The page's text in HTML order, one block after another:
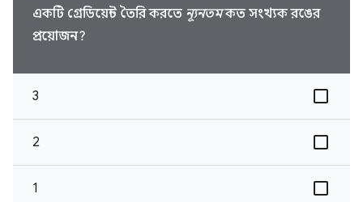
একটি গ্রেডিয়েন্ট তৈরি করতে ন্যূনতমকত সংখ্যক রঙের
প্রয়োজন?
3
2
1